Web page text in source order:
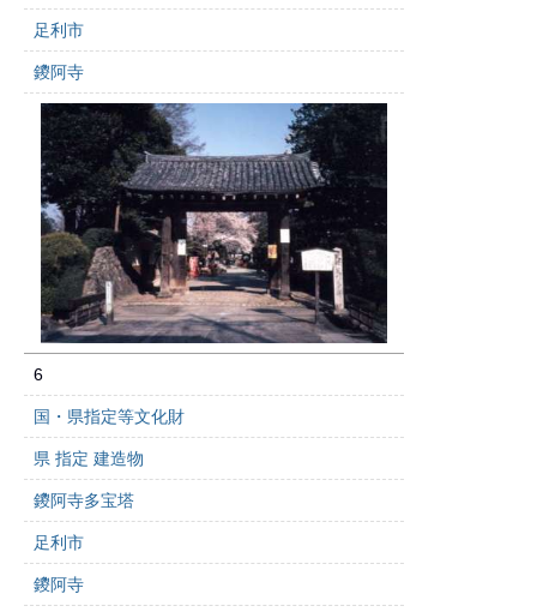
足利市
鑁阿寺
6
国・県指定等文化財
県 指定 建造物
鑁阿寺多宝塔
足利市
鑁阿寺